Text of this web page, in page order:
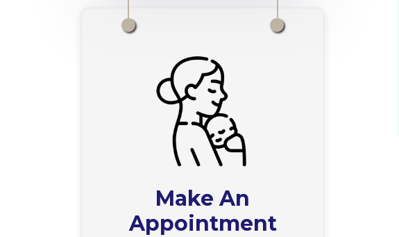
Make An
Appointment